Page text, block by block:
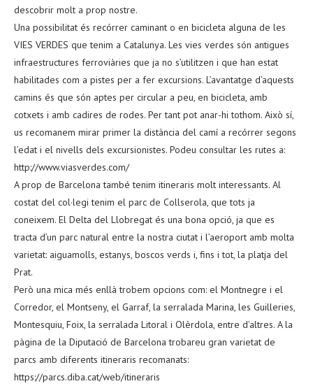
descobrir molt a prop nostre.
Una possibilitat és recórrer caminant o en bicicleta alguna de les
VIES VERDES que tenim a Catalunya. Les vies verdes són antigues
infraestructures ferroviàries que ja no s’utilitzen i que han estat
habilitades com a pistes per a fer excursions. L’avantatge d’aquests
camins és que són aptes per circular a peu, en bicicleta, amb
cotxets i amb cadires de rodes. Per tant pot anar-hi tothom. Això sí,
us recomanem mirar primer la distància del camí a recórrer segons
l’edat i el nivells dels excursionistes. Podeu consultar les rutes a:
http://www.viasverdes.com/
A prop de Barcelona també tenim itineraris molt interessants. Al
costat del col·legi tenim el parc de Collserola, que tots ja
coneixem. El Delta del Llobregat és una bona opció, ja que es
tracta d’un parc natural entre la nostra ciutat i l’aeroport amb molta
varietat: aiguamolls, estanys, boscos verds i, fins i tot, la platja del
Prat.
Però una mica més enllà trobem opcions com: el Montnegre i el
Corredor, el Montseny, el Garraf, la serralada Marina, les Guilleries,
Montesquiu, Foix, la serralada Litoral i Olèrdola, entre d’altres. A la
pàgina de la Diputació de Barcelona trobareu gran varietat de
parcs amb diferents itineraris recomanats:
https://parcs.diba.cat/web/itineraris